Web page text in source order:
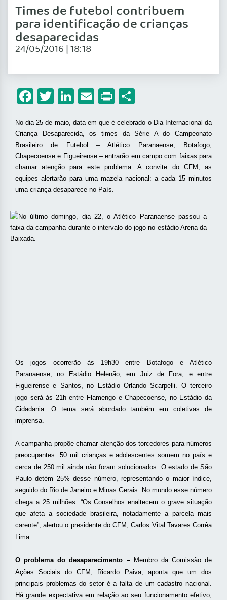
Times de futebol contribuem
para identificação de crianças
desaparecidas
24/05/2016 | 18:18
Facebook
Twitter
LinkedIn
Email
Print
No dia 25 de maio, data em que é celebrado o Dia Internacional da
Criança Desaparecida, os times da Série A do Campeonato
Brasileiro de Futebol – Atlético Paranaense, Botafogo,
Chapecoense e Figueirense – entrarão em campo com faixas para
chamar atenção para este problema. A convite do CFM, as
equipes alertarão para uma mazela nacional: a cada 15 minutos
uma criança desaparece no País.
Os jogos ocorrerão às 19h30 entre Botafogo e Atlético
Paranaense, no Estádio Helenão, em Juiz de Fora; e entre
Figueirense e Santos, no EstádioOrlando Scarpelli. O terceiro
jogo seráàs 21hentre Flamengo e Chapecoense, no Estádio da
Cidadania. O tema será abordado também em coletivas de
imprensa.
A campanha propõe chamar atenção dos torcedores para números
preocupantes: 50 mil crianças e adolescentes somem no país e
cerca de 250 mil ainda não foram solucionados. O estado de São
Paulo detém 25% desse número, representando o maior índice,
seguido do Rio de Janeiro e Minas Gerais. No mundo esse número
chega a 25 milhões. “Os Conselhos enaltecem o grave situação
que afeta a sociedade brasileira, notadamente a parcela mais
carente”, alertou o presidente do CFM, Carlos Vital Tavares Corrêa
Lima.
O problema do desaparecimento –Membro da Comissão de
Ações Sociais do CFM, Ricardo Paiva, aponta que um dos
principais problemas do setor é a falta de um cadastro nacional.
Há grande expectativa em relação ao seu funcionamento efetivo,